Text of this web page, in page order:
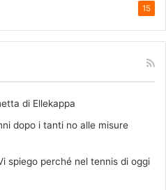
15
di Ellekappa
dopo i tanti no alle misure
spiego perché nel tennis di oggi